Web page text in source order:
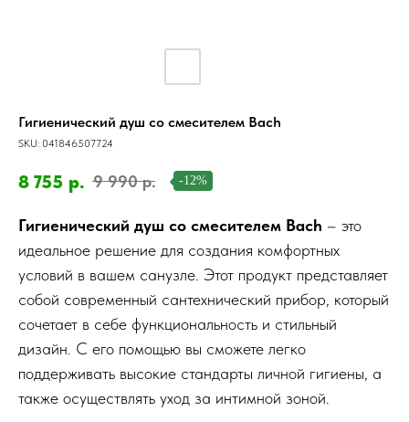
Гигиенический душ со смесителем Bach
SKU: 041846507724
8 755 р. 9 990 р. -12%
Гигиенический душ со смесителем Bach – это
идеальное решение для создания комфортных
условий в вашем санузле. Этот продукт представляет
собой современный сантехнический прибор, который
сочетает в себе функциональность и стильный
дизайн. С его помощью вы сможете легко
поддерживать высокие стандарты личной гигиены, а
также осуществлять уход за интимной зоной.